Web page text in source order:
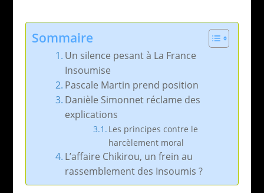
Sommaire
Un silence pesant à La France
Insoumise
Pascale Martin prend position
Danièle Simonnet réclame des
explications
Les principes contre le
harcèlement moral
L’affaire Chikirou, un frein au
rassemblement des Insoumis ?